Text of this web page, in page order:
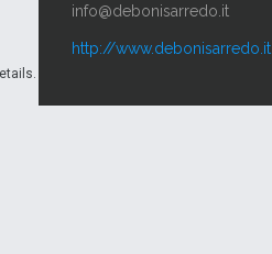
info@debonisarredo.it
http://www.debonisarredo.it